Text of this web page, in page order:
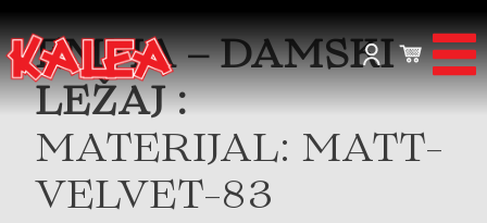
EMMA – DAMSKI
LEŽAJ :
MATERIJAL: MATT-
VELVET-83